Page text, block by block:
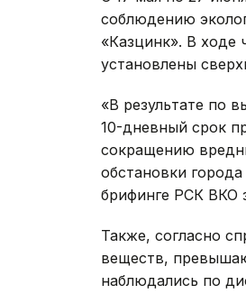
соблюдению
«Казцинк». В ходе
установлены
«В результате по
10-дневный срок
сокращению
обстановки
брифинге РСК ВКО
Также, согласно
веществ,
наблюдались по